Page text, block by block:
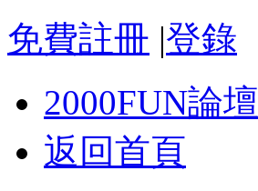
免費註冊 |登錄
2000FUN論壇
返回首頁